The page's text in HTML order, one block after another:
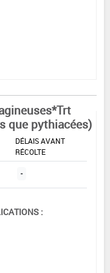
que pythiacées)
DÉLAIS AVANT
RÉCOLTE
-
: